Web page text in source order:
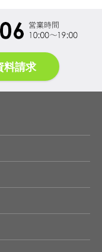
料請求